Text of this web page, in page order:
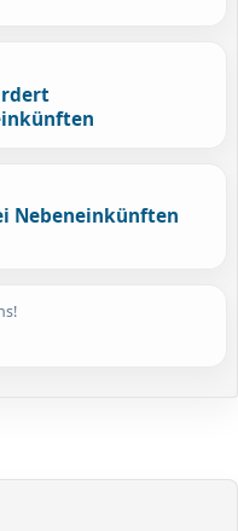
Nebeneinkünften